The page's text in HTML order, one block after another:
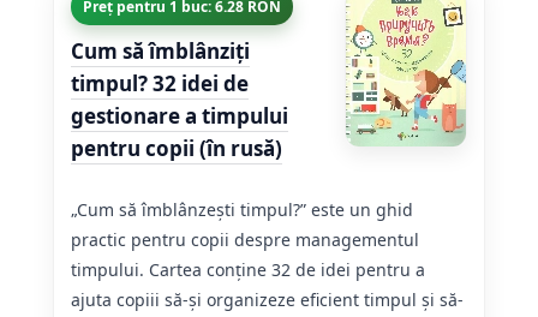
Preț pentru 1 buc: 6.28 RON
Cum să îmblânziți
timpul? 32 idei de
gestionare a timpului
pentru copii (în rusă)
„Cum să îmblânzești timpul?” este un ghid
practic pentru copii despre managementul
timpului. Cartea conține 32 de idei pentru a
ajuta copiii să-și organizeze eficient timpul și să-